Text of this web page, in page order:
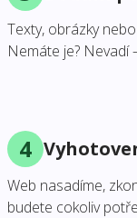
Texty, obrázky
Nemáte je? Nevadí
4
Web nasadíme,
budete cokoliv